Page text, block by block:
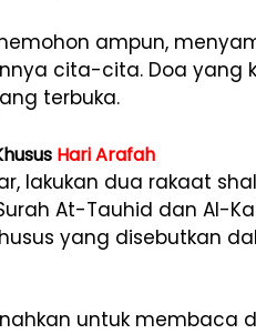
ampun,
cita-cita. Doa yang
terbuka.
Hari Arafah
lakukan dua rakaat
At-Tauhid dan Al-
yang disebutkan
untuk membaca